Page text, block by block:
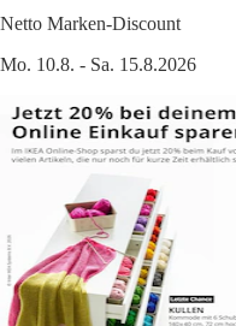
Netto Marken-Discount
Mo. 10.8. - Sa. 15.8.2026